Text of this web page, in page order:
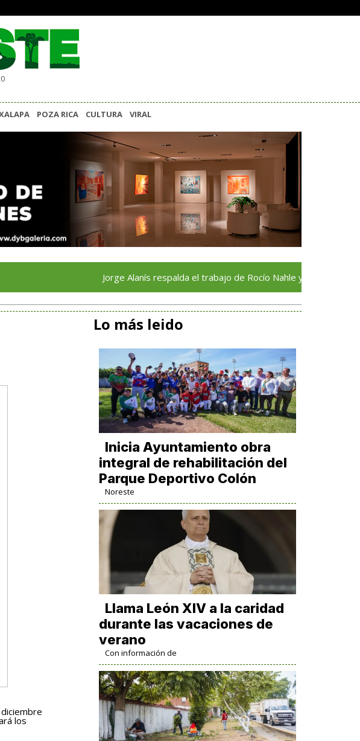
POZA RICA CULTURA VIRAL
Jorge Alanís respalda el trabajo de Rocío Nahle y reconoce su
los
Lo más leido
Inicia Ayuntamiento obra
integral de rehabilitación del
Parque Deportivo Colón
Noreste
Llama León XIV a la caridad
durante las vacaciones de
verano
Con información de